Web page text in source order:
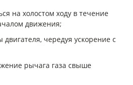
на холостом ходу в течение
движения;
чередуя ускорение с
рычага газа свыше